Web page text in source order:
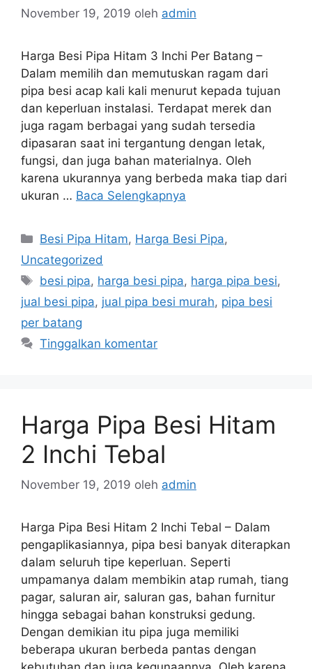
November 19, 2019 oleh admin
Harga Besi Pipa Hitam 3 Inchi Per Batang –
Dalam memilih dan memutuskan ragam dari
pipa besi acap kali kali menurut kepada tujuan
dan keperluan instalasi. Terdapat merek dan
juga ragam berbagai yang sudah tersedia
dipasaran saat ini tergantung dengan letak,
fungsi, dan juga bahan materialnya. Oleh
karena ukurannya yang berbeda maka tiap dari
ukuran … Baca Selengkapnya
Kategori
Besi Pipa Hitam, Harga Besi Pipa,
Uncategorized
Tag
besi pipa, harga besi pipa, harga pipa besi,
jual besi pipa, jual pipa besi murah, pipa besi
per batang
Tinggalkan komentar
Harga Pipa Besi Hitam
2 Inchi Tebal
November 19, 2019 oleh admin
Harga Pipa Besi Hitam 2 Inchi Tebal – Dalam
pengaplikasiannya, pipa besi banyak diterapkan
dalam seluruh tipe keperluan. Seperti
umpamanya dalam membikin atap rumah, tiang
pagar, saluran air, saluran gas, bahan furnitur
hingga sebagai bahan konstruksi gedung.
Dengan demikian itu pipa juga memiliki
beberapa ukuran berbeda pantas dengan